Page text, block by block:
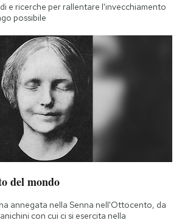
e ricerche per rallentare l'invecchiamento
possibile
del mondo
annegata nella Senna nell'Ottocento, da
con cui ci si esercita nella